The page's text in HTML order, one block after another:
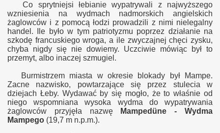
Co sprytniejsi łebianie wypatrywali z najwyższego
wzniesienia na wydmach nadmorskich angielskich
żaglowców i z pomocą łodzi prowadzili z nimi nielegalny
handel. Ile było w tym patriotyzmu poprzez działanie na
szkodę francuskiego wroga, a ile zwyczajnej chęci zysku,
chyba nigdy się nie dowiemy. Uczciwie mówiąc był to
przemyt, albo inaczej szmugiel.
Burmistrzem miasta w okresie blokady był Mampe.
Zacne nazwisko, powtarzające się przez stulecia w
dziejach Łeby. Wydawać by się mogło, że to właśnie od
niego wspomniana wysoka wydma do wypatrywania
żaglowców przyjęła nazwę
Mampedüne - Wydma
Mampego (19,7 m n.p.m.).